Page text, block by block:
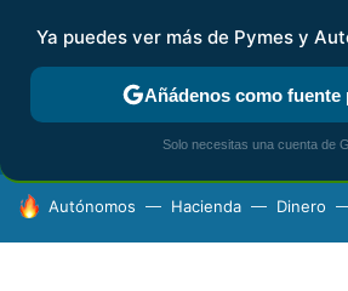
FISCALIDAD Y CONTABILIDAD KIT
HOY SE HABLA DE
Autónomos Hacienda Dinero
Ya puedes ver más de Pymes y
Añádenos como fuente
Solo necesitas una cuenta de